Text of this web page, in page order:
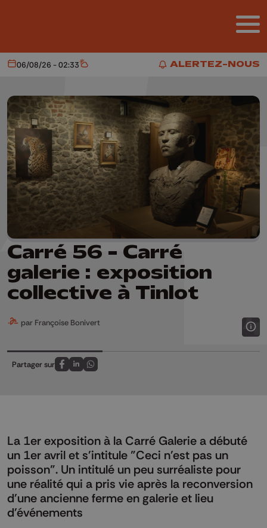
ALERTEZ-NOUS
ALERTEZ-NOUS
Aujourd'hui
06/08/26 - 02:33 Météo
Carré 56 - Carré
galerie : exposition
collective à Tinlot
par Françoise Bonivert
Partager sur
Partagez sur FaceBook
Partagez sur LinkedIn
Partagez sur Whatsapp
La 1er exposition à la Carré Galerie a débuté
un 1er avril et s'intitule "Ceci n'est pas un
poisson". Un intitulé un peu surréaliste pour
une réalité qui a pris vie après la reconversion
d'une ancienne ferme en galerie et lieu
d'événements